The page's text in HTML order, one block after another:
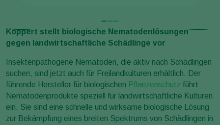
Koppert stellt biologische Nematodenlösungen
gegen landwirtschaftliche Schädlinge vor
Insektenpathogene Nematoden, die aktiv nach Schädlingen
suchen, sind jetzt auch für Freilandkulturen erhältlich. Der
führende Hersteller für biologischen Pflanzenschutz führt
Nematodenprodukte speziell für landwirtschaftliche Kulturen
ein. Sie sind eine schnelle und wirksame biologische Lösung
zur Bekämpfung eines breiten Spektrums von Schädlingen in